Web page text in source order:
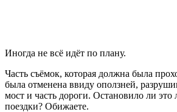
Иногда не всё идёт по плану.
Часть съёмок, которая должна была
была отменена ввиду оползней,
мост и часть дороги. Остановило ли это
поездки? Обижаете.